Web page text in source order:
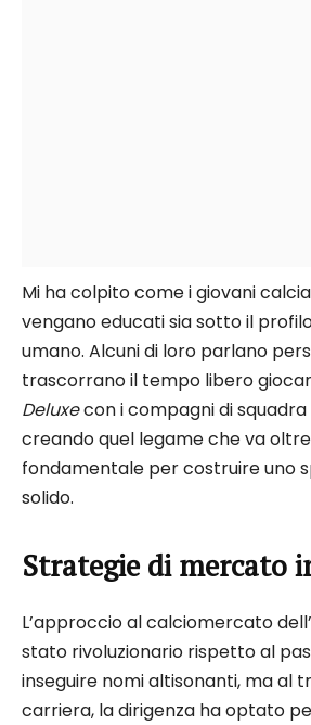
Mi ha colpito come i giovani
vengano educati sia sotto il
umano. Alcuni di loro parlano
trascorrano il tempo libero
Deluxecon i compagni di
creando quel legame che va
fondamentale per costruire uno
solido.
Strategie di mercato
L’approccio al calciomercato
stato rivoluzionario rispetto al
inseguire nomi altisonanti, ma al
carriera, la dirigenza ha optato